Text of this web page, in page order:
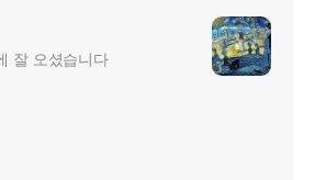
잘 오셨습니다